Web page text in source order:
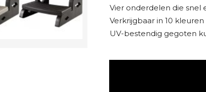
Vier onderdelen die snel
Verkrijgbaar in 10
UV-bestendig gegoten